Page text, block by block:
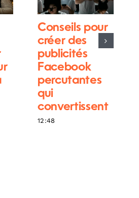
Conseils pour
créer des
publicités
Facebook
percutantes
qui
convertissent
12:48